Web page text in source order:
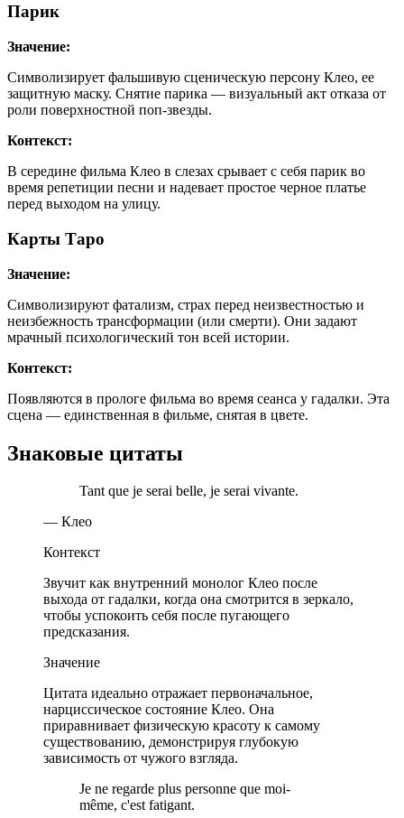
Парик
Значение:
Символизирует фальшивую сценическую персону Клео, ее
защитную маску. Снятие парика — визуальный акт отказа от
роли поверхностной поп-звезды.
Контекст:
В середине фильма Клео в слезах срывает с себя парик во
время репетиции песни и надевает простое черное платье
перед выходом на улицу.
Карты Таро
Значение:
Символизируют фатализм, страх перед неизвестностью и
неизбежность трансформации (или смерти). Они задают
мрачный психологический тон всей истории.
Контекст:
Появляются в прологе фильма во время сеанса у гадалки. Эта
сцена — единственная в фильме, снятая в цвете.
Знаковые цитаты
Tant que je serai belle, je serai vivante.
— Клео
Контекст
Звучит как внутренний монолог Клео после
выхода от гадалки, когда она смотрится в зеркало,
чтобы успокоить себя после пугающего
предсказания.
Значение
Цитата идеально отражает первоначальное,
нарциссическое состояние Клео. Она
приравнивает физическую красоту к самому
существованию, демонстрируя глубокую
зависимость от чужого взгляда.
Je ne regarde plus personne que moi-
même, c'est fatigant.